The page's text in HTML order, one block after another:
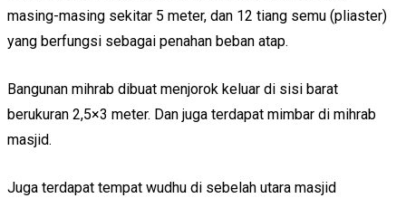
masing-masing sekitar 5 meter, dan 12 tiang semu (pliaster)
yang berfungsi sebagai penahan beban atap.
Bangunan mihrab dibuat menjorok keluar di sisi barat
berukuran 2,5×3 meter. Dan juga terdapat mimbar di mihrab
masjid.
Juga terdapat tempat wudhu di sebelah utara masjid